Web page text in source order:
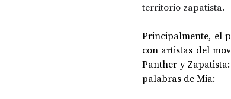
territorio zapatista.
Principalmente, el
con artistas del
Panther y
palabras de Mia: